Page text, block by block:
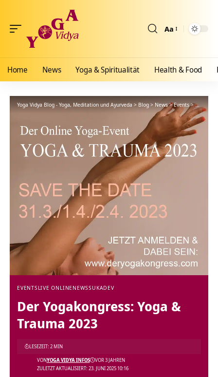
Aa
Home News Yoga & Spiritualität Health & Food
Yoga Vidya Blog - Yoga, Meditation und Ayurveda > Blog> News>Events>Der
EVENTSLIVE ONLINENEWSSUKADEV
Der Yogakongress: Yoga &
Trauma 2023
ZULETZT AKTUALISIERT: 23. JUNI 2025 10:16
VONYOGA VIDYA INFOS VOR 3 JAHREN
LESEZEIT: 2 MIN